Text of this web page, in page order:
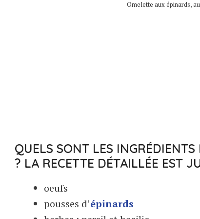
Omelette aux épinards,
QUELS SONT LES
? LA RECETTE DÉTAILLÉE EST
oeufs
pousses d’épinards